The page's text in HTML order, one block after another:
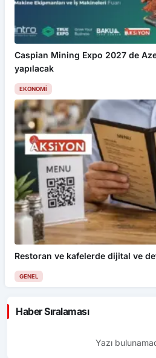
Caspian Mining Expo 2027 de
yapılacak
EKONOMI
Restoran ve kafelerde dijital ve
GENEL
Haber Sıralaması
Yazı